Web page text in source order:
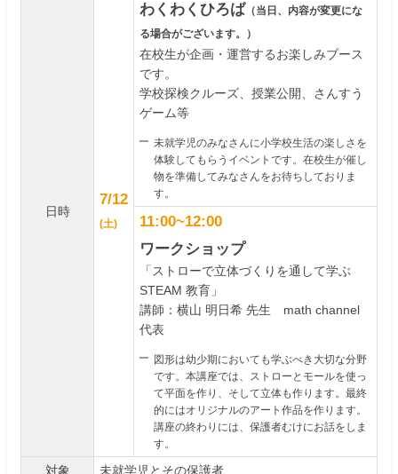
日時
7/12
(土)
わくわくひろば （当日、内容が変更にな
る場合がございます。）
在校生が企画・運営するお楽しみブース
です。
学校探検クルーズ、授業公開、さんすう
ゲーム等
未就学児のみなさんに小学校生活の楽しさを
体験してもらうイベントです。在校生が催し
物を準備してみなさんをお待ちしておりま
す。
11:00~12:00
ワークショップ
「ストローで立体づくりを通して学ぶ
STEAM 教育」
講師：横山 明日希 先生 math channel
代表
図形は幼少期においても学ぶべき大切な分野
です。本講座では、ストローとモールを使っ
て平面を作り、そして立体も作ります。最終
的にはオリジナルのアート作品を作ります。
講座の終わりには、保護者むけにお話をしま
す。
対象 未就学児とその保護者